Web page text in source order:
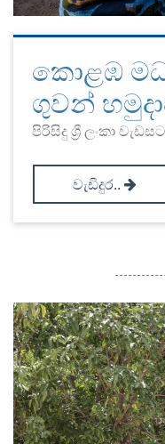
කොළඹ
ගුවන්
පිරිසිදු ශ්‍රී ලංකා
වැඩිදුර..